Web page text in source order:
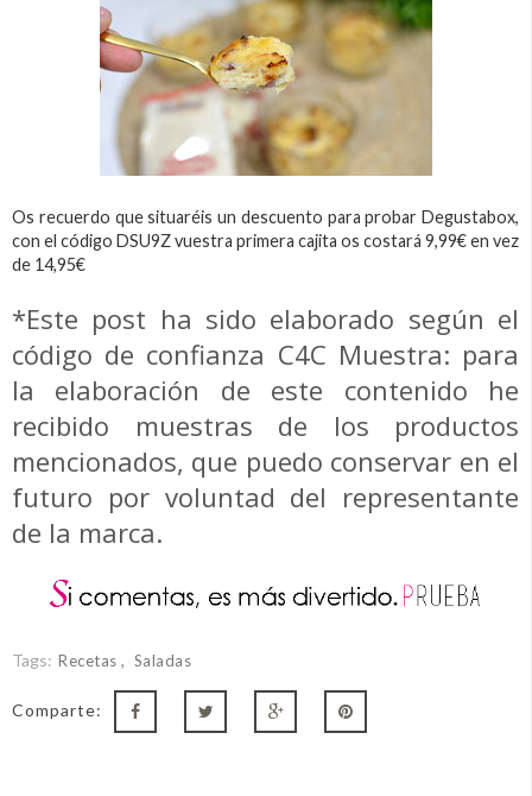
Os recuerdo que situaréis un descuento para probar Degustabox,
con el código DSU9Z vuestra primera cajita os costará 9,99€ en vez
de 14,95€
*Este post ha sido elaborado según el
código de confianza C4C Muestra: para
la elaboración de este contenido he
recibido muestras de los productos
mencionados, que puedo conservar en el
futuro por voluntad del representante
de la marca.
Tags: Recetas Saladas
Comparte: